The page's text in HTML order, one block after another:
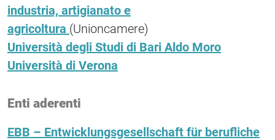
industria, artigianato e
agricoltura (Unioncamere)
Università degli Studi di Bari Aldo Moro
Università di Verona
Enti aderenti
EBB – Entwicklungsgesellschaft für berufliche